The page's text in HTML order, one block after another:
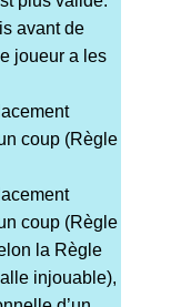
avant de
joueur a les
coup (Règle
coup (Règle
la Règle
injouable),